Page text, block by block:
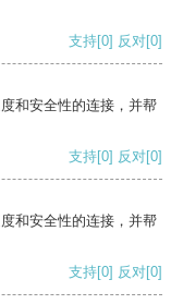
支持[0] 反对[0]
和安全性的连接，并帮
支持[0] 反对[0]
和安全性的连接，并帮
支持[0] 反对[0]